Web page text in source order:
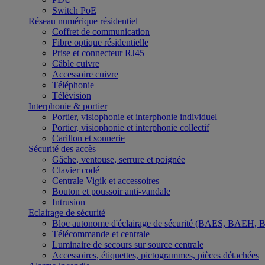
Switch PoE
Réseau numérique résidentiel
Coffret de communication
Fibre optique résidentielle
Prise et connecteur RJ45
Câble cuivre
Accessoire cuivre
Téléphonie
Télévision
Interphonie & portier
Portier, visiophonie et interphonie individuel
Portier, visiophonie et interphonie collectif
Carillon et sonnerie
Sécurité des accès
Gâche, ventouse, serrure et poignée
Clavier codé
Centrale Vigik et accessoires
Bouton et poussoir anti-vandale
Intrusion
Eclairage de sécurité
Bloc autonome d'éclairage de sécurité (BAES,
Télécommande et centrale
Luminaire de secours sur source centrale
Accessoires, étiquettes, pictogrammes, pièces détachées